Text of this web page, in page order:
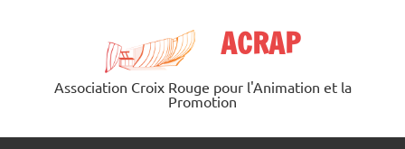
ACRAP
Association Croix Rouge pour l'Animation et la
Promotion